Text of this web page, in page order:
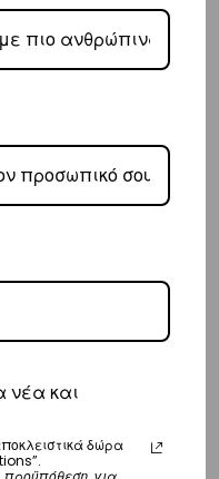
είναι στα€25.
DHL, θα αναλάβει την
από 3-8 εργάσιμες
κόσμο είναι στα
νέα και
δώρα